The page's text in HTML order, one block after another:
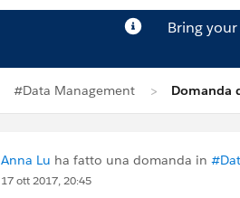
Bring
#Data Management Domanda
Anna Lu ha fatto una domanda in
17 ott 2017, 20:45